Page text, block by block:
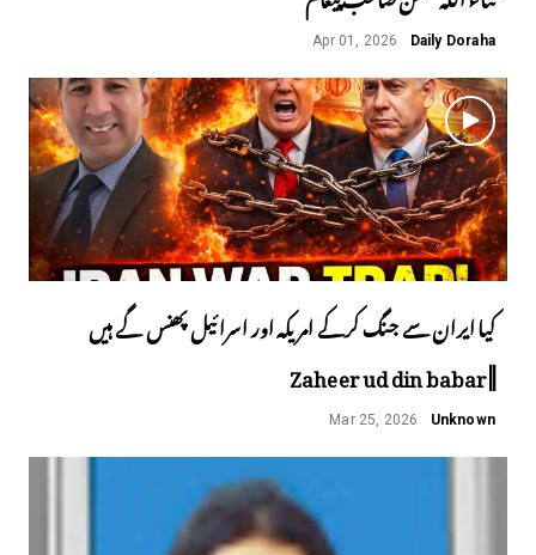
Daily Doraha
Apr 01, 2026
کیا ایران سے جنگ کرکے امریکہ اور اسرائیل پھنس گے ہیں
||Zaheer ud din babar
Unknown
Mar 25, 2026